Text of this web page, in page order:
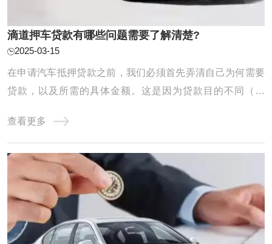
滴道押车贷款有哪些问题需要了解清楚?
2025-03-15
在申请汽车抵押贷款之前，我们必须首先弄清自己为何需要
贷款，以及所需的具体金额。这是因为贷款目的不同（例
能力。同时，对自身未来收入、日常开支以及潜在风险进行
全面评估也至关重要。唯有在充分了解自己的还款能力的基
础上进行贷款申请，我们才能确保贷款过程顺 ...
查看更多